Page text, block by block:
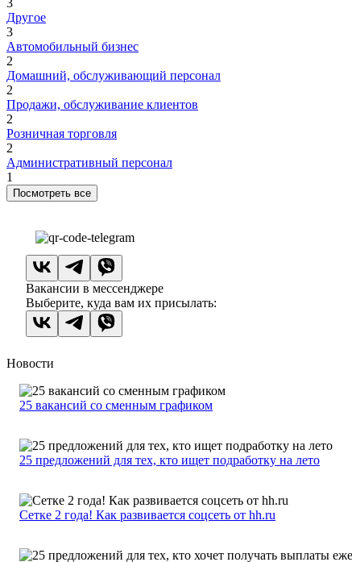
3
Другое
3
Автомобильный бизнес
2
Домашний, обслуживающий персонал
2
Продажи, обслуживание клиентов
2
Розничная торговля
2
Административный персонал
1
Посмотреть все
Вакансии в мессенджере
Выберите, куда вам их присылать:
Новости
25 вакансий со сменным графиком
25 предложений для тех, кто ищет подработку на лето
Сетке 2 года! Как развивается соцсеть от hh.ru